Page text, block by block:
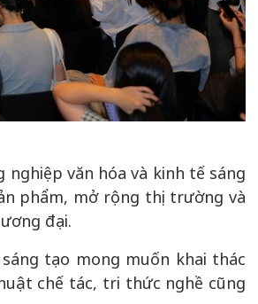
văn hóa và kinh tế sáng
phẩm, mở rộng thị trường và
đại.
tạo mong muốn khai thác
chế tác, tri thức nghề cũng